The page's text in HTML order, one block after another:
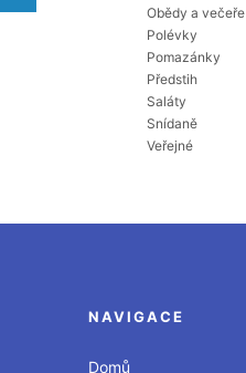
Obědy a večeře
Polévky
Pomazánky
Předstih
Saláty
Snídaně
Veřejné
NAVIGACE
Domů